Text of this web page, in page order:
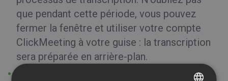
que pendant cette période, vous pouvez
fermer la fenêtre et utiliser votre compte
ClickMeeting à votre guise : la transcription
sera préparée en arrière-plan.